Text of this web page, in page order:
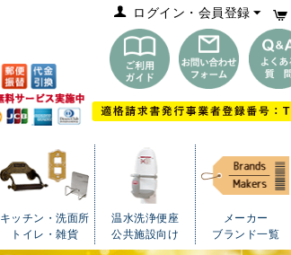
ログイン・会員登録
キッチン・洗面所
トイレ・雑貨
温水洗浄便座
公共施設向け
メーカー
ブランド一覧